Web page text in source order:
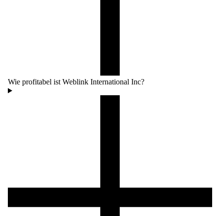
Wie profitabel ist Weblink International Inc?